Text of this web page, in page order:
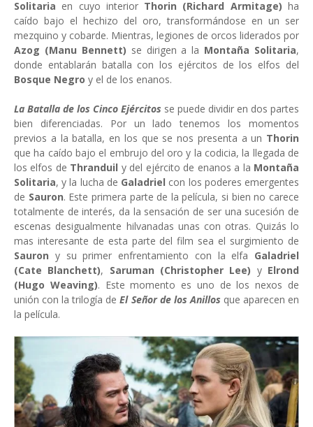
Solitaria en cuyo interior Thorin (Richard Armitage) ha
caído bajo el hechizo del oro, transformándose en un ser
mezquino y cobarde. Mientras, legiones de orcos liderados por
Azog (Manu Bennett) se dirigen a la Montaña Solitaria,
donde entablarán batalla con los ejércitos de los elfos del
Bosque Negro y el de los enanos.
La Batalla de los Cinco Ejércitos se puede dividir en dos partes
bien diferenciadas. Por un lado tenemos los momentos
previos a la batalla, en los que se nos presenta a un Thorin
que ha caído bajo el embrujo del oro y la codicia, la llegada de
los elfos de Thranduil y del ejército de enanos a la Montaña
Solitaria, y la lucha de Galadriel con los poderes emergentes
de Sauron. Este primera parte de la película, si bien no carece
totalmente de interés, da la sensación de ser una sucesión de
escenas desigualmente hilvanadas unas con otras. Quizás lo
mas interesante de esta parte del film sea el surgimiento de
Sauron y su primer enfrentamiento con la elfa Galadriel
(Cate Blanchett), Saruman (Christopher Lee) y Elrond
(Hugo Weaving). Este momento es uno de los nexos de
unión con la trilogía deEl Señor de los Anillos que aparecen en
la película.